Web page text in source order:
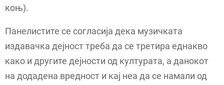
коњ).
Панелистите се согласија дека музичката
издавачка дејност треба да се третира еднакво
како и другите дејности од културата, а данокот
на додадена вредност и кај неа да се намали од